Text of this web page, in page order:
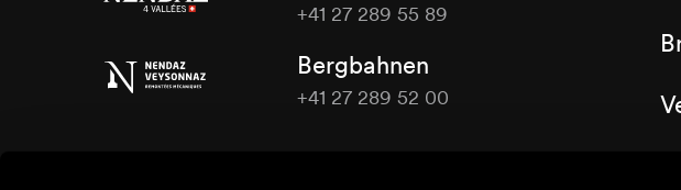
Tourisme
+41 27 289 55 89
Bergbahnen
+41 27 289 52 00